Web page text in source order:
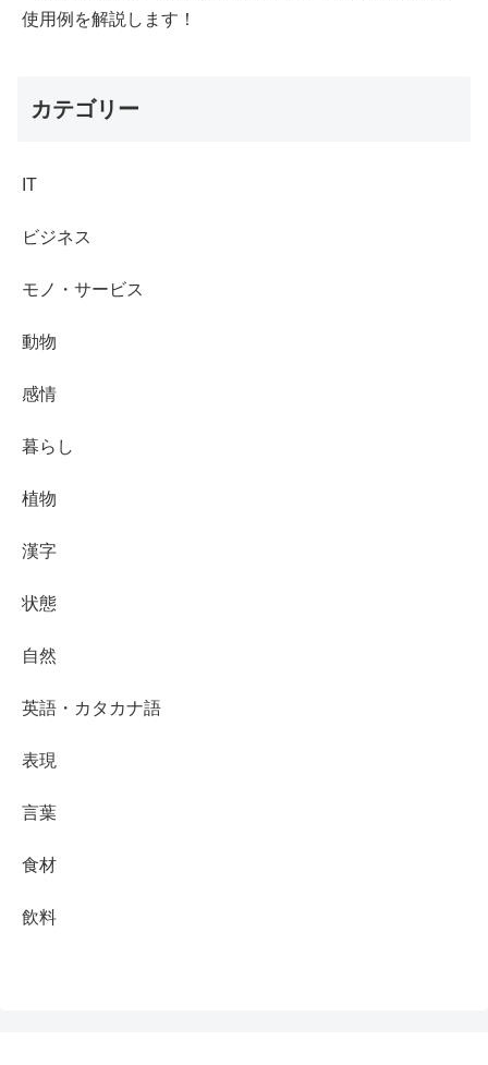
使用例を解説します！
カテゴリー
IT
ビジネス
モノ・サービス
動物
感情
暮らし
植物
漢字
状態
自然
英語・カタカナ語
表現
言葉
食材
飲料